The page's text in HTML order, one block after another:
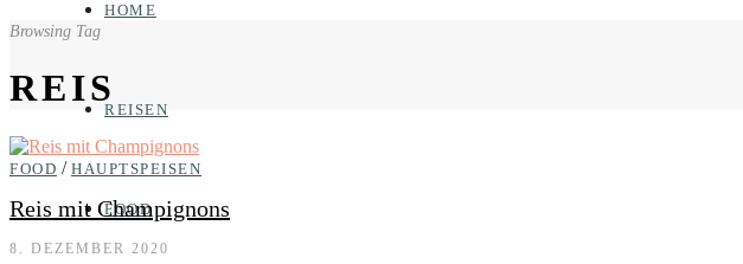
HOME
REISEN
FOOD
Browsing Tag
REIS
FOOD / HAUPTSPEISEN
Reis mit Champignons
8. DEZEMBER 2020